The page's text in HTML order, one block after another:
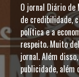
O jornal Diário
de credibilidade,
política e a
respeito. Muito
jornal. Além
publicidade, além